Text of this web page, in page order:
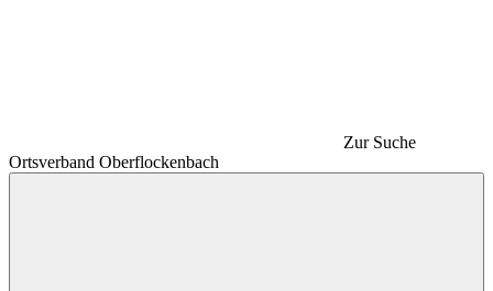
Zur Suche
Ortsverband Oberflockenbach